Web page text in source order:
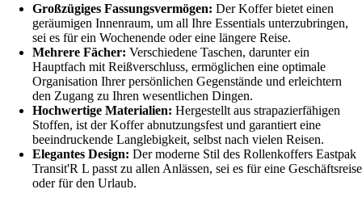
Großzügiges Fassungsvermögen: Der Koffer bietet einen
geräumigen Innenraum, um all Ihre Essentials unterzubringen,
sei es für ein Wochenende oder eine längere Reise.
Mehrere Fächer: Verschiedene Taschen, darunter ein
Hauptfach mit Reißverschluss, ermöglichen eine optimale
Organisation Ihrer persönlichen Gegenstände und erleichtern
den Zugang zu Ihren wesentlichen Dingen.
Hochwertige Materialien: Hergestellt aus strapazierfähigen
Stoffen, ist der Koffer abnutzungsfest und garantiert eine
beeindruckende Langlebigkeit, selbst nach vielen Reisen.
Elegantes Design: Der moderne Stil des Rollenkoffers Eastpak
Transit'R L passt zu allen Anlässen, sei es für eine Geschäftsreise
oder für den Urlaub.